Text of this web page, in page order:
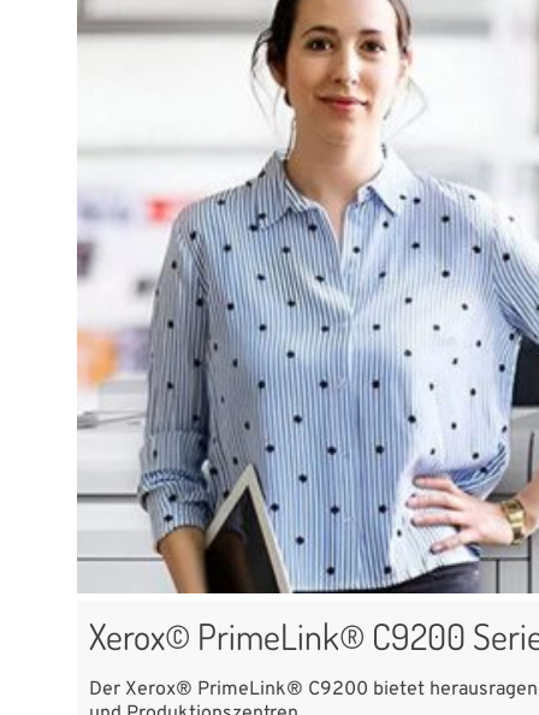
Xerox© PrimeLink® C9200
Der Xerox® PrimeLink® C9200 bietet